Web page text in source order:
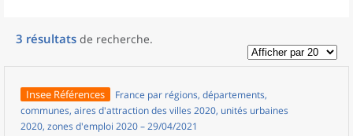
3 résultats de recherche.
Insee Références
France par régions, départements,
communes, aires d'attraction des villes 2020, unités urbaines
2020, zones d'emploi 2020 – 29/04/2021